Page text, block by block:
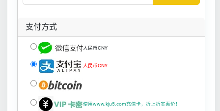
支付方式
人民币CNY
人民币CNY
使用www.kju5.com充值卡，折上折实惠价！